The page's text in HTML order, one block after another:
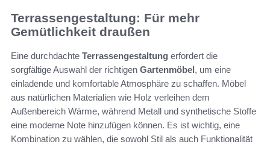
Terrassengestaltung: Für mehr
Gemütlichkeit draußen
Eine durchdachte Terrassengestaltung erfordert die
sorgfältige Auswahl der richtigen Gartenmöbel, um eine
einladende und komfortable Atmosphäre zu schaffen. Möbel
aus natürlichen Materialien wie Holz verleihen dem
Außenbereich Wärme, während Metall und synthetische Stoffe
eine moderne Note hinzufügen können. Es ist wichtig, eine
Kombination zu wählen, die sowohl Stil als auch Funktionalität